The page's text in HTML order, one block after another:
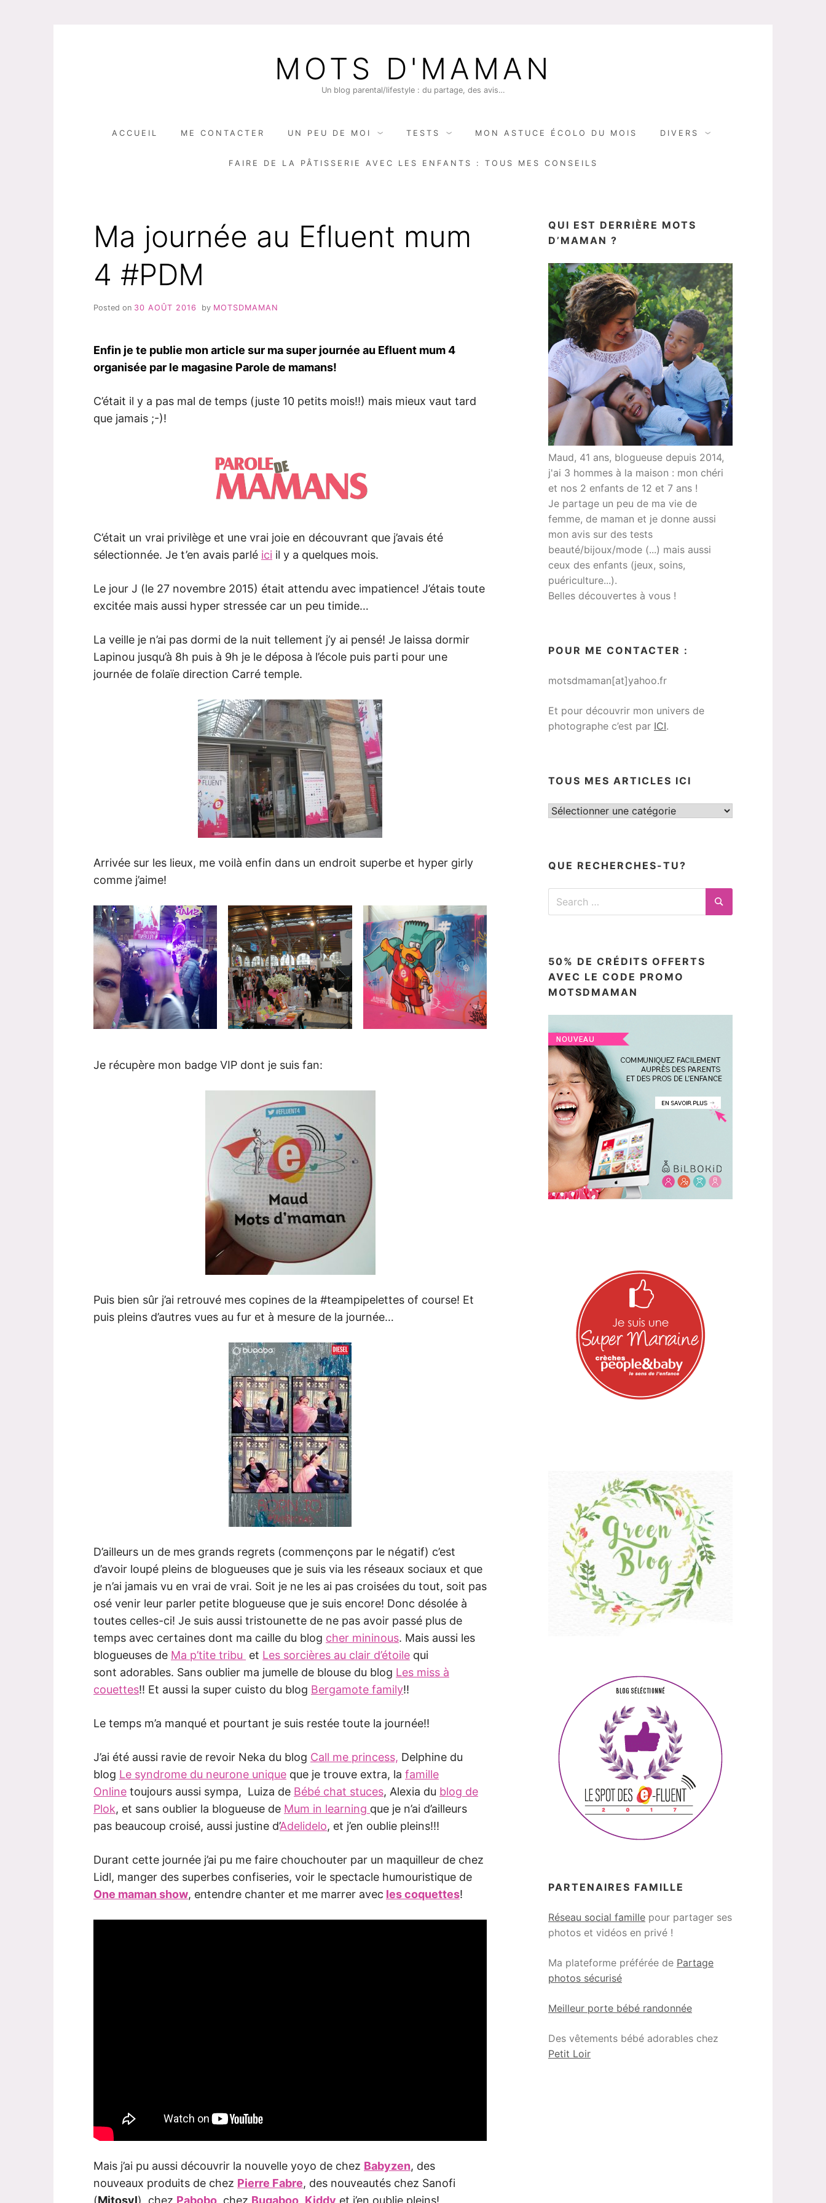
MOTS D'MAMAN
Un blog parental/lifestyle : du partage, des avis…
ACCUEIL ME CONTACTER UN PEU DE MOI TESTS MON ASTUCE ÉCOLO DU MOIS DIVERS
FAIRE DE LA PÂTISSERIE AVEC LES ENFANTS : TOUS MES CONSEILS
Ma journée au Efluent mum
4 #PDM
Posted on 30 AOÛT 2016 by MOTSDMAMAN
Enfin je te publie mon article sur ma super journée au Efluent mum 4
organisée par le magasine Parole de mamans!
C’était il y a pas mal de temps (juste 10 petits mois!!) mais mieux vaut tard
que jamais ;-)!
C’était un vrai privilège et une vrai joie en découvrant que j’avais été
sélectionnée. Je t’en avais parlé ici il y a quelques mois.
Le jour J (le 27 novembre 2015) était attendu avec impatience! J’étais toute
excitée mais aussi hyper stressée car un peu timide…
La veille je n’ai pas dormi de la nuit tellement j’y ai pensé! Je laissa dormir
Lapinou jusqu’à 8h puis à 9h je le déposa à l’école puis parti pour une
journée de folaïe direction Carré temple.
Arrivée sur les lieux, me voilà enfin dans un endroit superbe et hyper girly
comme j’aime!
Je récupère mon badge VIP dont je suis fan:
Puis bien sûr j’ai retrouvé mes copines de la #teampipelettes of course! Et
puis pleins d’autres vues au fur et à mesure de la journée…
D’ailleurs un de mes grands regrets (commençons par le négatif) c’est
d’avoir loupé pleins de blogueuses que je suis via les réseaux sociaux et que
je n’ai jamais vu en vrai de vrai. Soit je ne les ai pas croisées du tout, soit pas
osé venir leur parler petite blogueuse que je suis encore! Donc désolée à
toutes celles-ci! Je suis aussi tristounette de ne pas avoir passé plus de
temps avec certaines dont ma caille du blog cher mininous. Mais aussi les
blogueuses de Ma p’tite tribu et Les sorcières au clair d’étoile qui
sont adorables. Sans oublier ma jumelle de blouse du blog Les miss à
couettes!! Et aussi la super cuisto du blog Bergamote family!!
Le temps m’a manqué et pourtant je suis restée toute la journée!!
J’ai été aussi ravie de revoir Neka du blog Call me princess, Delphine du
blog Le syndrome du neurone unique que je trouve extra, la famille
Online toujours aussi sympa, Luiza de Bébé chat stuces, Alexia du blog de
Plok, et sans oublier la blogueuse de Mum in learning que je n’ai d’ailleurs
pas beaucoup croisé, aussi justine d’Adelidelo, et j’en oublie pleins!!!
Durant cette journée j’ai pu me faire chouchouter par un maquilleur de chez
Lidl, manger des superbes confiseries, voir le spectacle humouristique de
One maman show, entendre chanter et me marrer avec les coquettes!
Mais j’ai pu aussi découvrir la nouvelle yoyo de chez Babyzen, des
nouveaux produits de chez Pierre Fabre, des nouveautés chez Sanofi
(Mitosyl), chez Pabobo , chez Bugaboo Kiddy et j’en oublie pleins!
QUI EST DERRIÈRE MOTS
D’MAMAN ?
Maud, 41 ans, blogueuse depuis 2014,
j'ai 3 hommes à la maison : mon chéri
et nos 2 enfants de 12 et 7 ans !
Je partage un peu de ma vie de
femme, de maman et je donne aussi
mon avis sur des tests
beauté/bijoux/mode (...) mais aussi
ceux des enfants (jeux, soins,
puériculture...).
Belles découvertes à vous !
POUR ME CONTACTER :
motsdmaman[at]yahoo.fr
Et pour découvrir mon univers de
photographe c’est par ICI.
TOUS MES ARTICLES ICI
Tous
QUE RECHERCHES-TU?
Search
Search
50% DE CRÉDITS OFFERTS
AVEC LE CODE PROMO
MOTSDMAMAN
PARTENAIRES FAMILLE
Réseau social famille pour partager ses
photos et vidéos en privé !
Ma plateforme préférée de Partage
photos sécurisé
Meilleur porte bébé randonnée
Des vêtements bébé adorables chez
Petit Loir